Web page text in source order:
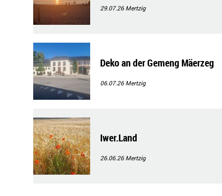
29.07.26Mertzig
Deko an der Gemeng Mäerzeg
06.07.26Mertzig
Iwer.Land
26.06.26Mertzig